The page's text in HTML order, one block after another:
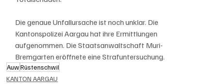
Die genaue Unfallursache ist noch unklar. Die
Kantonspolizei Aargau hat ihre Ermittlungen
aufgenommen. Die Staatsanwaltschaft Muri-
Bremgarten eröffnete eine Strafuntersuchung.
Auw Rüstenschwil
KANTON AARGAU